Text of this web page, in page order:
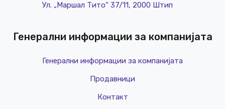
Ул. „Маршал Тито“ 37/11, 2000 Штип
Генерални информации за компанијата
Генерални информации за компанијата
Продавници
Контакт